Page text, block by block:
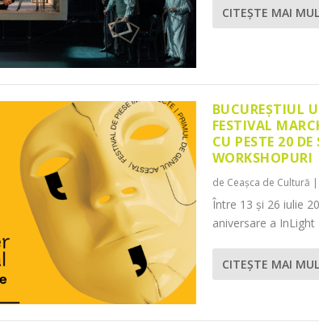
CITEŞTE MAI
BUCUREȘTIUL
FESTIVAL
CU PESTE 20
WORKSHOPURI
de Ceașca de Cultură |
Între 13 și 26 iulie
aniversare a InLight
CITEŞTE MAI